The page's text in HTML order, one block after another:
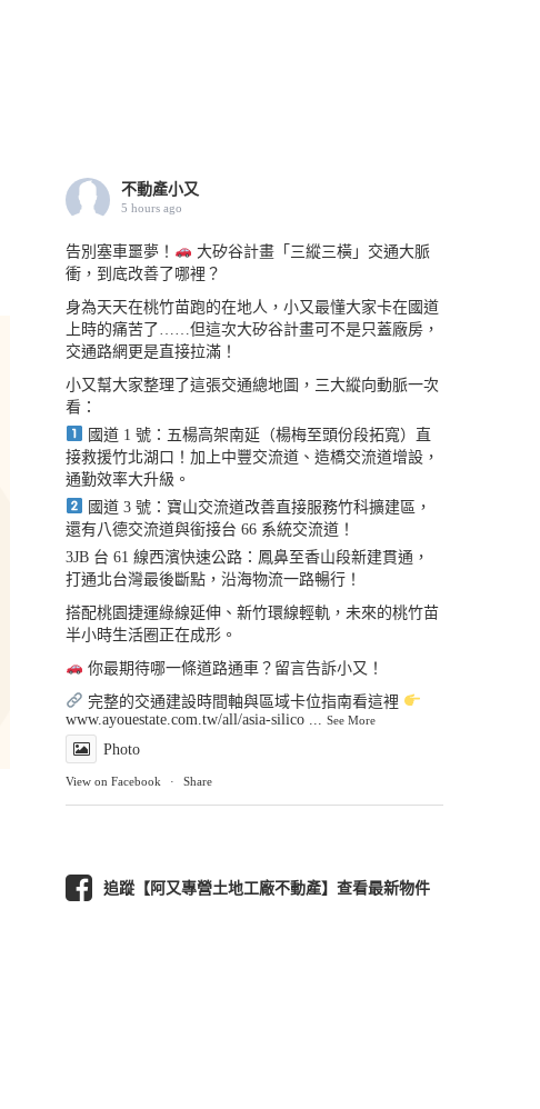
不動產小又
5 hours ago
告別塞車噩夢！
大矽谷計畫「三縱三橫」交通大脈
衝，到底改善了哪裡？
身為天天在桃竹苗跑的在地人，小又最懂大家卡在國道
上時的痛苦了……但這次大矽谷計畫可不是只蓋廠房，
交通路網更是直接拉滿！
小又幫大家整理了這張交通總地圖，三大縱向動脈一次
看：
國道 1 號：五楊高架南延（楊梅至頭份段拓寬）直
接救援竹北湖口！加上中豐交流道、造橋交流道增設，
通勤效率大升級。
國道 3 號：寶山交流道改善直接服務竹科擴建區，
還有八德交流道與銜接台 66 系統交流道！
3JB 台 61 線西濱快速公路：鳳鼻至香山段新建貫通，
打通北台灣最後斷點，沿海物流一路暢行！
搭配桃園捷運綠線延伸、新竹環線輕軌，未來的桃竹苗
半小時生活圈正在成形。
你最期待哪一條道路通車？留言告訴小又！
完整的交通建設時間軸與區域卡位指南看這裡
www.ayouestate.com.tw/all/asia-silico ... See More
Photo
View on Facebook · Share
追蹤【阿又專營土地工廠不動產】查看最新物件